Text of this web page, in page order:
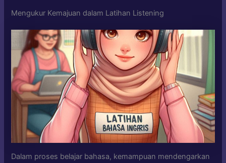
Mengukur Kemajuan dalam Latihan Listening
Dalam proses belajar bahasa, kemampuan mendengarkan